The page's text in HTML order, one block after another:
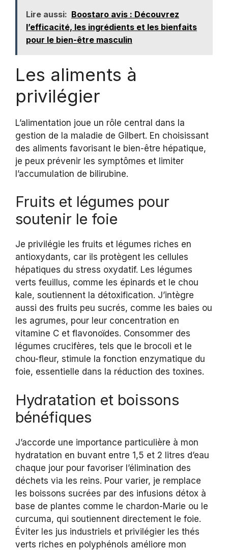
Lire aussi: Boostaro avis : Découvrez
l’efficacité, les ingrédients et les bienfaits
pour le bien-être masculin
Les aliments à
privilégier
L’alimentation joue un rôle central dans la
gestion de la maladie de Gilbert. En choisissant
des aliments favorisant le bien-être hépatique,
je peux prévenir les symptômes et limiter
l’accumulation de bilirubine.
Fruits et légumes pour
soutenir le foie
Je privilégie les fruits et légumes riches en
antioxydants, car ils protègent les cellules
hépatiques du stress oxydatif. Les légumes
verts feuillus, comme les épinards et le chou
kale, soutiennent la détoxification. J’intègre
aussi des fruits peu sucrés, comme les baies ou
les agrumes, pour leur concentration en
vitamine C et flavonoïdes. Consommer des
légumes crucifères, tels que le brocoli et le
chou-fleur, stimule la fonction enzymatique du
foie, essentielle dans la réduction des toxines.
Hydratation et boissons
bénéfiques
J’accorde une importance particulière à mon
hydratation en buvant entre 1,5 et 2 litres d’eau
chaque jour pour favoriser l’élimination des
déchets via les reins. Pour varier, je remplace
les boissons sucrées par des infusions détox à
base de plantes comme le chardon-Marie ou le
curcuma, qui soutiennent directement le foie.
Éviter les jus industriels et privilégier les thés
verts riches en polyphénols améliore mon